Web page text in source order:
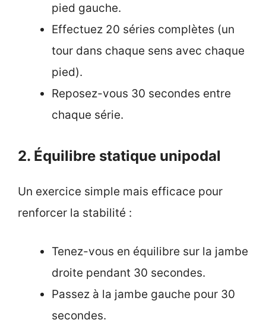
pied gauche.
Effectuez 20 séries complètes (un
tour dans chaque sens avec chaque
pied).
Reposez-vous 30 secondes entre
chaque série.
2. Équilibre statique unipodal
Un exercice simple mais efficace pour
renforcer la stabilité :
Tenez-vous en équilibre sur la jambe
droite pendant 30 secondes.
Passez à la jambe gauche pour 30
secondes.